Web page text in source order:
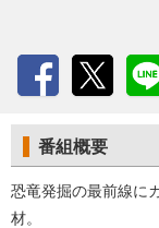
番組概要
恐竜発掘の最前線に
材。